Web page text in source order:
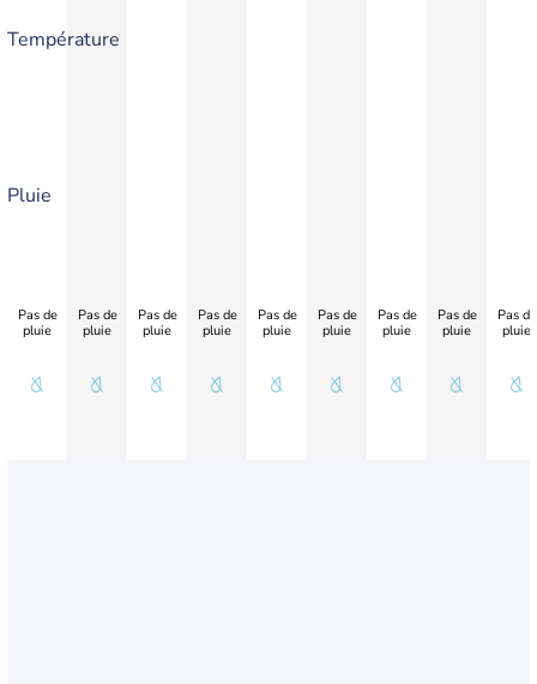
Température
Pluie
Pas de
pluie
Pas de
pluie
Pas de
pluie
Pas de
pluie
Pas de
pluie
Pas de
pluie
Pas de
pluie
Pas de
pluie
Pas de
pluie